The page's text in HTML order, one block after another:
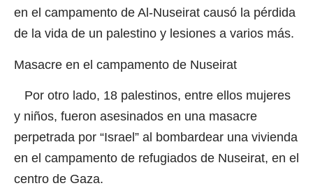
en el campamento de Al-Nuseirat causó la pérdida
de la vida de un palestino y lesiones a varios más.
Masacre en el campamento de Nuseirat
Por otro lado, 18 palestinos, entre ellos mujeres
y niños, fueron asesinados en una masacre
perpetrada por “Israel” al bombardear una vivienda
en el campamento de refugiados de Nuseirat, en el
centro de Gaza.